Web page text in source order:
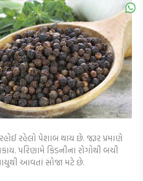
રહેલો પેશાબ થાય છે. જરૂર પ્રમાણે
પરિણામે કિડનીના રોગોથી બચી
આવતાં સોજા મટે છે.